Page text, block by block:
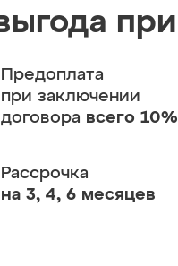
Предоплата
при заключении
договора всего 10%
Рассрочка
на 3, 4, 6 месяцев